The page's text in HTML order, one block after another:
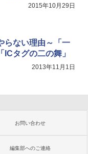
2015年10月29日
らない理由～「一
タグの二の舞」
2013年11月1日
お問い合わせ
編集部へのご連絡